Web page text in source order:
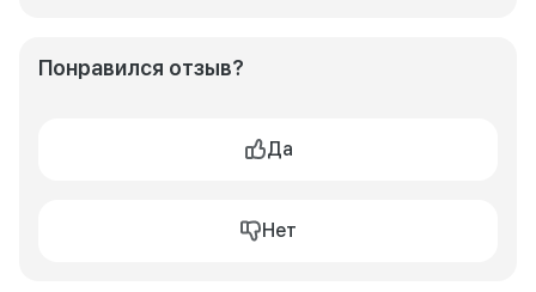
Понравился отзыв?
Да
Нет